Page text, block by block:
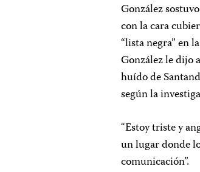
González
con la cara
“lista negra” en
González le dijo
huído de
según la
“Estoy triste y
un lugar donde
comunicación”.